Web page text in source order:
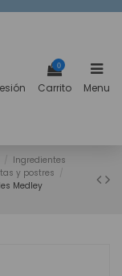
0
Carrito Menu
Ingredientes
y postres
Medley